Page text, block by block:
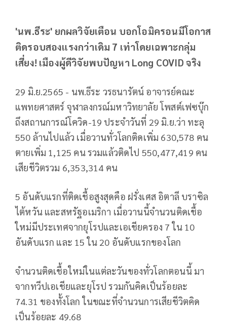
'นพ.ธีระ' ยกผลวิจัยเตือน บอกโอมิครอนมีโอกาส
ติดรอบสองแรงกว่าเดิม 7 เท่าโดยเฉพาะกลุ่ม
เสี่ยง! เมืองผู้ดีวิจัยพบปัญหา Long COVID จริง
29 มิ.ย.2565 - นพ.ธีระ วรธนารัตน์ อาจารย์คณะ
แพทยศาสตร์ จุฬาลงกรณ์มหาวิทยาลัย โพสต์เฟซบุ๊ก
ถึงสถานการณ์โควิด-19 ประจำวันที่ 29 มิ.ย.ว่า ทะลุ
550 ล้านไปแล้ว เมื่อวานทั่วโลกติดเพิ่ม 630,578 คน
ตายเพิ่ม 1,125 คน รวมแล้วติดไป 550,477,419 คน
เสียชีวิตรวม 6,353,314 คน
5 อันดับแรกที่ติดเชื้อสูงสุดคือ ฝรั่งเศส อิตาลี บราซิล
ไต้หวัน และสหรัฐอเมริกา เมื่อวานนี้จำนวนติดเชื้อ
ใหม่มีประเทศจากยุโรปและเอเชียครอง 7 ใน 10
อันดับแรก และ 15 ใน 20 อันดับแรกของโลก
จำนวนติดเชื้อใหม่ในแต่ละวันของทั่วโลกตอนนี้ มา
จากทวีปเอเชียและยุโรป รวมกันคิดเป็นร้อยละ
74.31 ของทั้งโลก ในขณะที่จำนวนการเสียชีวิตคิด
เป็นร้อยละ 49.68